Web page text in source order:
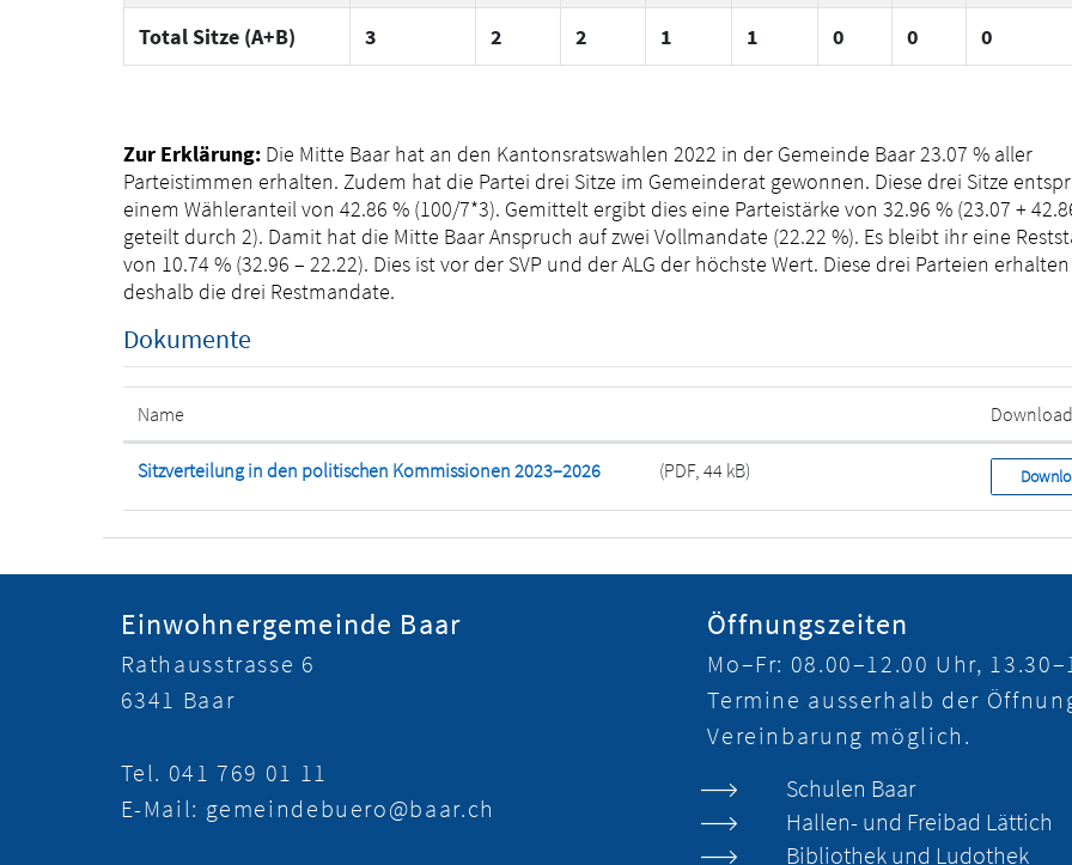
Total Sitze (A+B) 3 2 2 1 1 0 0 0
Zur Erklärung:Die Mitte Baar hat an den Kantonsratswahlen 2022 in der Gemeinde Baar 23.07 % aller
Parteistimmen erhalten. Zudem hat die Partei drei Sitze im Gemeinderat gewonnen. Diese drei Sitze
einem Wähleranteil von 42.86 % (100/7*3). Gemittelt ergibt dies eine Parteistärke von 32.96 % (23.07 +
geteilt durch 2). Damit hat die Mitte Baar Anspruch auf zwei Vollmandate (22.22 %). Es bleibt ihr eine
von 10.74 % (32.96 – 22.22). Dies ist vor der SVP und der ALG der höchste Wert. Diese drei Parteien erhalten
deshalb die drei Restmandate.
Dokumente
Name Download
Sitzverteilung in den politischen Kommissionen 2023–2026 (PDF, 44 kB)
FusszeileEinwohnergemeinde Baar
Rathausstrasse 6
6341 Baar
Tel. 041 769 01 11
E-Mail: gemeindebuero@baar.ch
Öffnungszeiten
Mo–Fr: 08.00–12.00 Uhr,
Termine ausserhalb der
Vereinbarung möglich.
Schulen Baar
Hallen- und Freibad Lättich
Bibliothek und Ludothek